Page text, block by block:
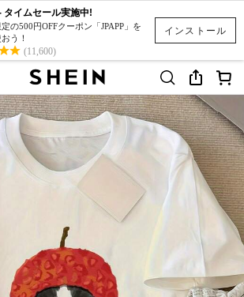
インストール
タイムセール実施中!
の500円OFFクーポン「JPAPP」を
う！
(11,600)